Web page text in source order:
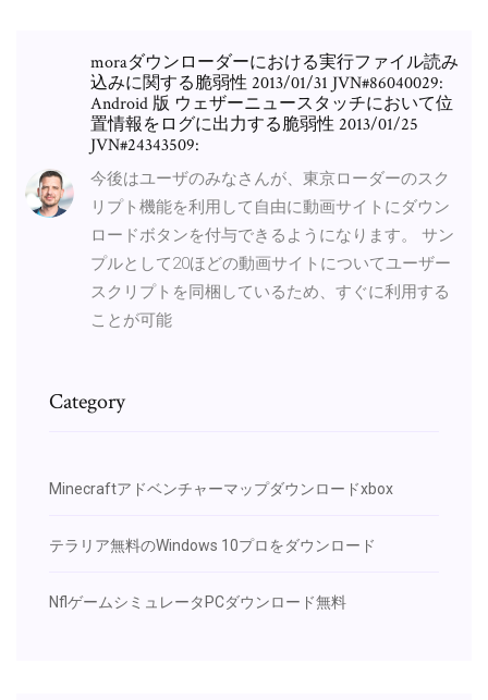
moraダウンローダーにおける実行ファイル読み
込みに関する脆弱性 2013/01/31 JVN#86040029:
Android 版 ウェザーニュースタッチにおいて位
置情報をログに出力する脆弱性 2013/01/25
JVN#24343509:
今後はユーザのみなさんが、東京ローダーのスク
リプト機能を利用して自由に動画サイトにダウン
ロードボタンを付与できるようになります。 サン
プルとして20ほどの動画サイトについてユーザー
スクリプトを同梱しているため、すぐに利用する
ことが可能
Category
Minecraftアドベンチャーマップダウンロードxbox
テラリア無料のWindows 10プロをダウンロード
NflゲームシミュレータPCダウンロード無料